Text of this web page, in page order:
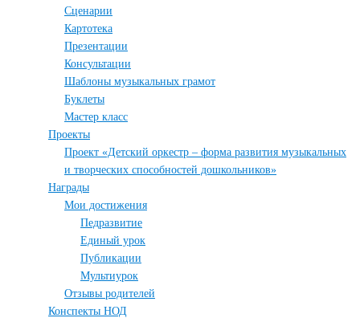
Сценарии
Картотека
Презентации
Консультации
Шаблоны музыкальных грамот
Буклеты
Мастер класс
Проекты
Проект «Детский оркестр – форма развития музыкальных
и творческих способностей дошкольников»
Награды
Мои достижения
Педразвитие
Единый урок
Публикации
Мультиурок
Отзывы родителей
Конспекты НОД